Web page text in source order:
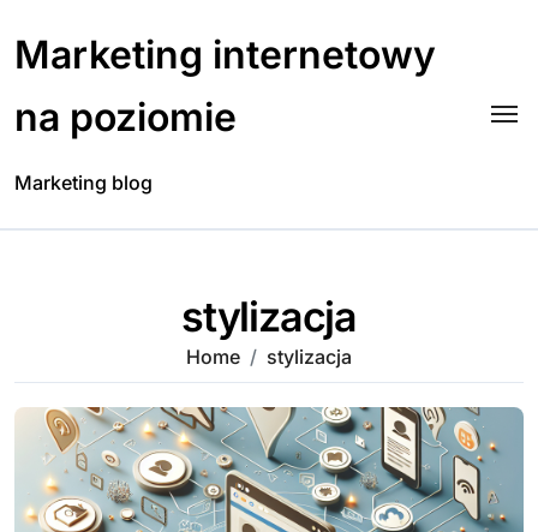
content
Marketing internetowy
na poziomie
Marketing blog
stylizacja
Home stylizacja